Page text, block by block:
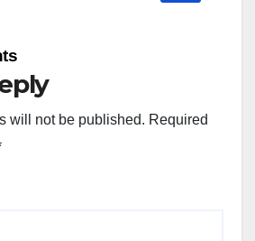
will not be published. Required